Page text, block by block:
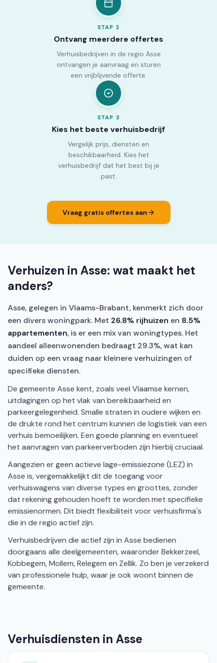
STAP 2
Ontvang meerdere offertes
Verhuisbedrijven in de regio Asse
ontvangen je aanvraag en sturen
een vrijblijvende offerte.
STAP 3
Kies het beste verhuisbedrijf
Vergelijk prijs, diensten en
beschikbaarheid. Kies het
verhuisbedrijf dat het best bij je
past.
Vraag gratis offertes aan
Verhuizen in Asse: wat maakt het
anders?
Asse, gelegen in Vlaams-Brabant, kenmerkt zich door
een divers woningpark. Met 26.8% rijhuizen en 8.5%
appartementen, is er een mix van woningtypes. Het
aandeel alleenwonenden bedraagt 29.3%, wat kan
duiden op een vraag naar kleinere verhuizingen of
specifieke diensten.
De gemeente Asse kent, zoals veel Vlaamse kernen,
uitdagingen op het vlak van bereikbaarheid en
parkeergelegenheid. Smalle straten in oudere wijken en
de drukte rond het centrum kunnen de logistiek van een
verhuis bemoeilijken. Een goede planning en eventueel
het aanvragen van parkeerverboden zijn hierbij cruciaal.
Aangezien er geen actieve lage-emissiezone (LEZ) in
Asse is, vergemakkelijkt dit de toegang voor
verhuiswagens van diverse types en groottes, zonder
dat rekening gehouden hoeft te worden met specifieke
emissienormen. Dit biedt flexibiliteit voor verhuisfirma's
die in de regio actief zijn.
Verhuisbedrijven die actief zijn in Asse bedienen
doorgaans alle deelgemeenten, waaronder Bekkerzeel,
Kobbegem, Mollem, Relegem en Zellik. Zo ben je verzekerd
van professionele hulp, waar je ook woont binnen de
gemeente.
Verhuisdiensten in Asse